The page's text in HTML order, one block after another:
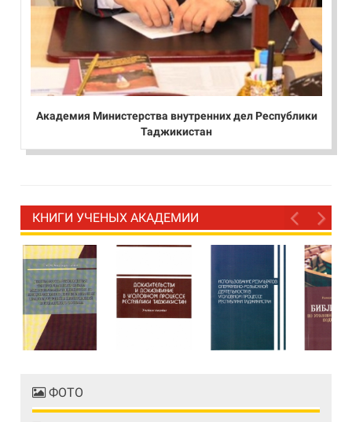
Академия Министерства внутренних дел Республики
Таджикистан
КНИГИ УЧЕНЫХ АКАДЕМИИ
ФОТО